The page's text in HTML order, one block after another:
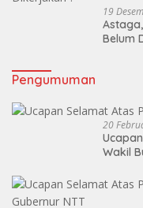
19
Astaga, Sudah
Belum
Pengumuman
20
Wakil